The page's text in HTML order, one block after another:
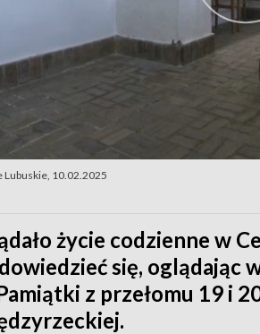
Lubuskie, 10.02.2025
życie codzienne w
się, oglądając
z przełomu 19 i